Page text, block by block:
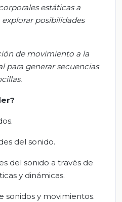
estáticas a
explorar posibilidades
de movimiento a la
para generar secuencias
del sonido.
del sonido a través de
y dinámicas.
sonidos y movimientos.